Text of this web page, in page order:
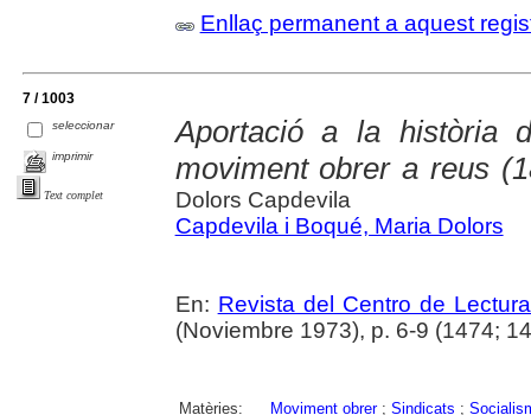
Enllaç permanent a aquest
7 / 1003
seleccionar
imprimir
Text complet
Aportació a la història
moviment obrer a reus
Dolors Capdevila
Capdevila i Boqué, Maria Dolors
En: Revista del Centro de
(Noviembre 1973), p. 6-9 (1474;
Matèries: Moviment obrer; Sindicats ;